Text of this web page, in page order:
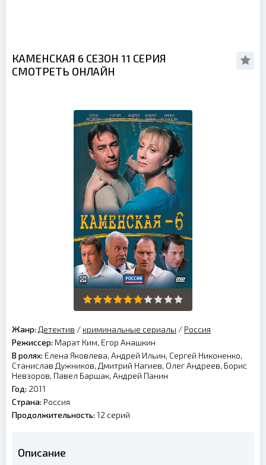
КАМЕНСКАЯ 6 СЕЗОН 11 СЕРИЯ
СМОТРЕТЬ ОНЛАЙН
Жанр: Детектив / криминальные сериалы / Россия
Режиссер: Марат Ким, Егор Анашкин
В ролях: Елена Яковлева, Андрей Ильин, Сергей Никоненко,
Станислав Дужников, Дмитрий Нагиев, Олег Андреев, Борис
Невзоров, Павел Баршак, Андрей Панин
Год: 2011
Страна: Россия
Продолжительность: 12 серий
Описание